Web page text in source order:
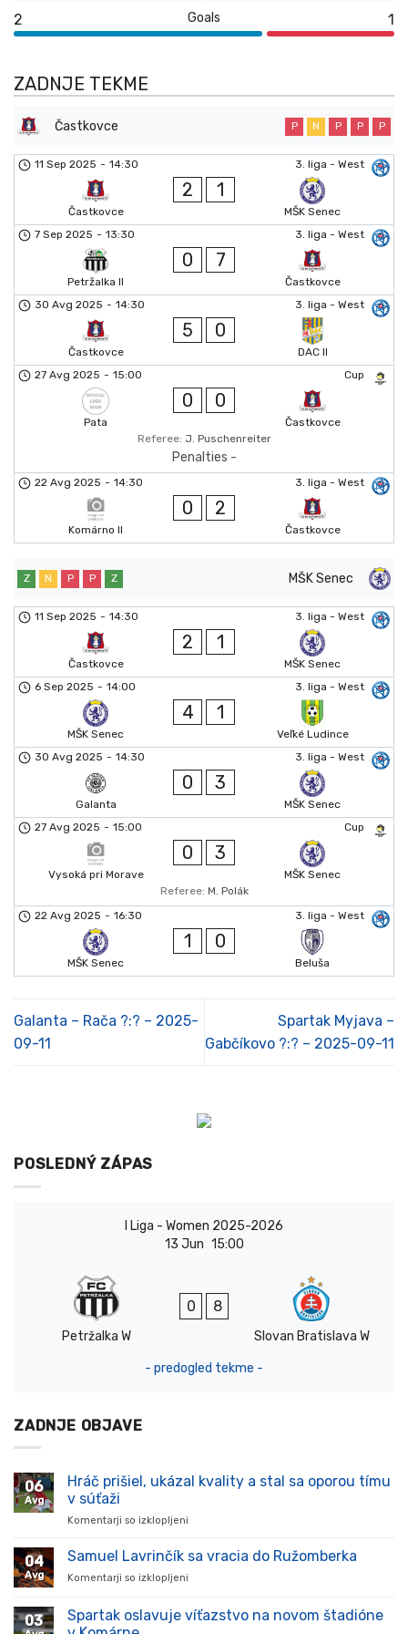
2 Goals 1
ZADNJE TEKME
Častkovce P N P P P
3. liga - West
11 Sep 2025 - 14:30
Častkovce
2 1
MŠK Senec
3. liga - West
7 Sep 2025 - 13:30
Petržalka II
0 7
Častkovce
3. liga - West
30 Avg 2025 - 14:30
Častkovce
5 0
DAC II
Cup
27 Avg 2025 - 15:00
Pata
0 0
Častkovce
Referee: J. Puschenreiter
Penalties -
3. liga - West
22 Avg 2025 - 14:30
Komárno II
0 2
Častkovce
MŠK Senec
Z N P P Z
3. liga - West
11 Sep 2025 - 14:30
Častkovce
2 1
MŠK Senec
3. liga - West
6 Sep 2025 - 14:00
MŠK Senec
4 1
Veľké Ludince
3. liga - West
30 Avg 2025 - 14:30
Galanta
0 3
MŠK Senec
Cup
27 Avg 2025 - 15:00
Vysoká pri Morave
0 3
MŠK Senec
Referee: M. Polák
3. liga - West
22 Avg 2025 - 16:30
MŠK Senec
1 0
Beluša
Galanta – Rača ?:? – 2025-
09-11
Spartak Myjava –
Gabčíkovo ?:? – 2025-09-11
POSLEDNÝ ZÁPAS
I Liga - Women 2025-2026
13 Jun 15:00
Petržalka W
0 8
Slovan Bratislava W
- predogled tekme -
ZADNJE OBJAVE
06
Avg
Hráč prišiel, ukázal kvality a stal sa oporou tímu
v súťaži
Komentarji so izklopljeni
prišiel,
stal
04
Avg
Samuel Lavrinčík sa vracia do Ružomberka
Komentarji so izklopljeni
Lavrinčík
03
Spartak oslavuje víťazstvo na novom štadióne